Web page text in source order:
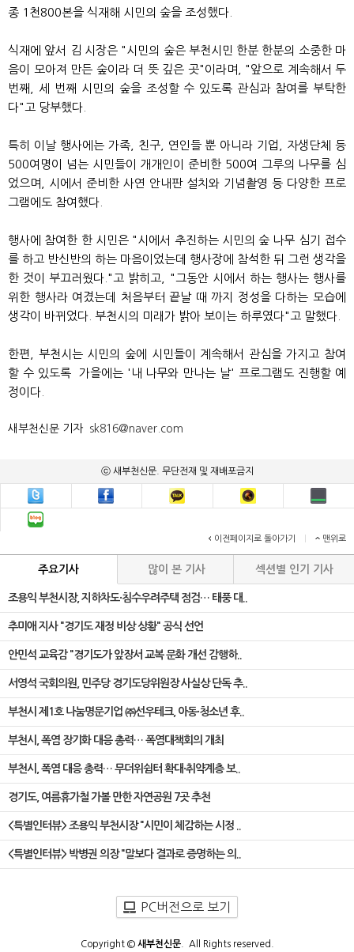
종 1천800본을 식재해 시민의 숲을 조성했다.
식재에 앞서 김 시장은 "시민의 숲은 부천시민 한분 한분의 소중한 마
음이 모아져 만든 숲이라 더 뜻 깊은 곳"이라며, "앞으로 계속해서 두
번째, 세 번째 시민의 숲을 조성할 수 있도록 관심과 참여를 부탁한
다"고 당부했다.
특히 이날 행사에는 가족, 친구, 연인들 뿐 아니라 기업, 자생단체 등
500여명이 넘는 시민들이 개개인이 준비한 500여 그루의 나무를 심
었으며, 시에서 준비한 사연 안내판 설치와 기념촬영 등 다양한 프로
그램에도 참여했다.
행사에 참여한 한 시민은 "시에서 추진하는 시민의 숲 나무 심기 접수
를 하고 반신반의 하는 마음이었는데 행사장에 참석한 뒤 그런 생각을
한 것이 부끄러웠다."고 밝히고, "그동안 시에서 하는 행사는 행사를
위한 행사라 여겼는데 처음부터 끝날 때 까지 정성을 다하는 모습에
생각이 바뀌었다. 부천시의 미래가 밝아 보이는 하루였다"고 말했다.
한편, 부천시는 시민의 숲에 시민들이 계속해서 관심을 가지고 참여
할 수 있도록 가을에는 '내 나무와 만나는 날' 프로그램도 진행할 예
정이다.
새부천신문 기자 sk816@naver.com
ⓒ 새부천신문. 무단전재 및 재배포금지
이전페이지로 돌아가기 맨위로
주요기사 많이 본 기사 섹션별 인기 기사
조용익 부천시장, 지하차도·침수우려주택 점검… 태풍 대..
추미애 지사 "경기도 재정 비상 상황" 공식 선언
안민석 교육감 "경기도가 앞장서 교복 문화 개선 감행하..
서영석 국회의원, 민주당 경기도당위원장 사실상 단독 추..
부천시 제1호 나눔명문기업 ㈜선우테크, 아동·청소년 후..
부천시, 폭염 장기화 대응 총력… 폭염대책회의 개최
부천시, 폭염 대응 총력… 무더위쉼터 확대·취약계층 보..
경기도, 여름휴가철 가볼 만한 자연공원 7곳 추천
<특별인터뷰> 조용익 부천시장 "시민이 체감하는 시정 ..
<특별인터뷰> 박병권 의장 "말보다 결과로 증명하는 의..
PC버전으로 보기
Copyright © 새부천신문. All Rights reserved.